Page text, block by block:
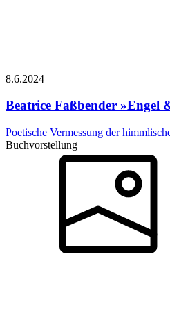
8.6.2024
Beatrice Faßbender »Engel
Poetische Vermessung der
Buchvorstellung